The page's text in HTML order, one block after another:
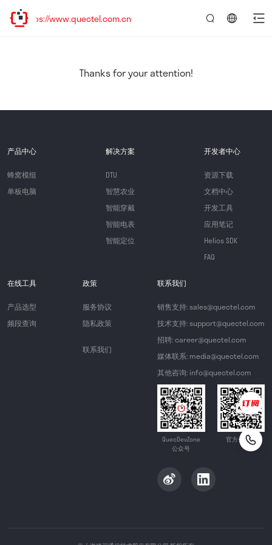
址：https://www.quectel.com.cn
Thanks for your attention!
产品中心
蜂窝模组
单板电脑
解决方案
DTU
智慧农业
智能穿戴
智能电表
智能定位
开发者中心
资源下载
文档中心
开发工具
应用笔记
Helios SDK
FAQ
在线工具
产品选型
频段查询
政策
服务协议
隐私政策
联系我们
联系我们
销售支持: sales@quectel.com
技术支持: support@quectel.com
招聘: career@quectel.com
媒体联系: media@quectel.com
其他咨询: info@quectel.com
QuecDevZone
公众号
官方公众号